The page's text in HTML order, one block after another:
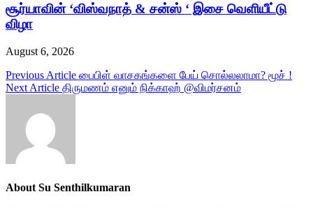
சூர்யாவின் ‘விஸ்வநாத் & சன்ஸ் ‘ இசை வெளியீட்டு
விழா
August 6, 2026
Post
navigation
Previous Article பைபிள் வாசகங்களை பேய் சொல்லலாமா? மூச் !
Next Article திருமணம் எனும் நிக்காஹ் @விமர்சனம்
About Su Senthilkumaran